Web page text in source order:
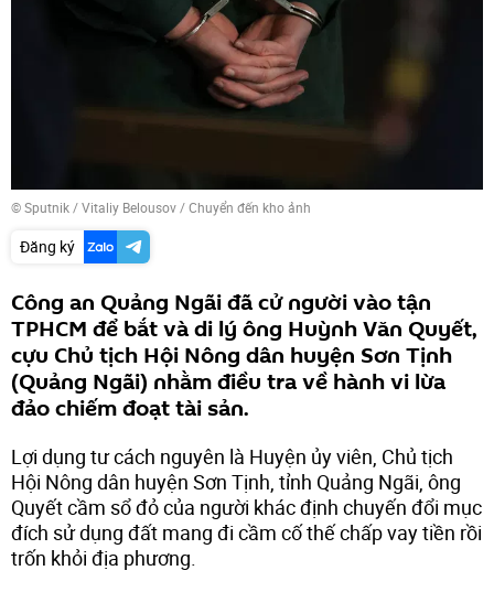
© Sputnik / Vitaliy Belousov/Chuyển đến kho ảnh
Đăng ký
Công an Quảng Ngãi đã cử người vào tận
TPHCM để bắt và di lý ông Huỳnh Văn Quyết,
cựu Chủ tịch Hội Nông dân huyện Sơn Tịnh
(Quảng Ngãi) nhằm điều tra về hành vi lừa
đảo chiếm đoạt tài sản.
Lợi dụng tư cách nguyên là Huyện ủy viên, Chủ tịch
Hội Nông dân huyện Sơn Tịnh, tỉnh Quảng Ngãi, ông
Quyết cầm sổ đỏ của người khác định chuyến đổi mục
đích sử dụng đất mang đi cầm cố thế chấp vay tiền rồi
trốn khỏi địa phương.